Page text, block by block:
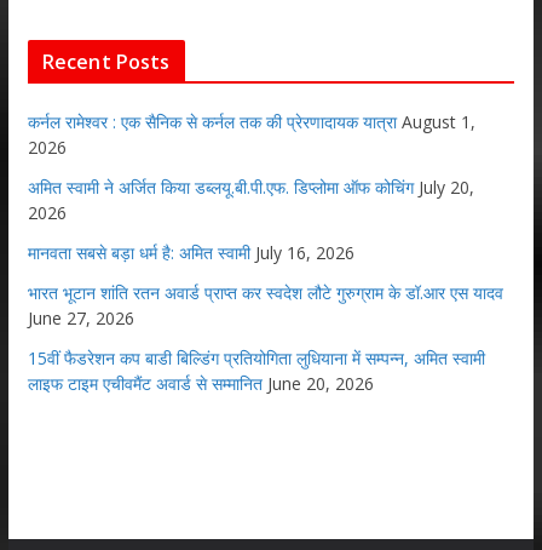
Recent Posts
कर्नल रामेश्वर : एक सैनिक से कर्नल तक की प्रेरणादायक यात्रा August 1,
2026
अमित स्वामी ने अर्जित किया डब्लयू.बी.पी.एफ. डिप्लोमा ऑफ कोचिंग July 20,
2026
मानवता सबसे बड़ा धर्म है: अमित स्वामी July 16, 2026
भारत भूटान शांति रतन अवार्ड प्राप्त कर स्वदेश लौटे गुरुग्राम के डॉ.आर एस यादव
June 27, 2026
15वीं फैडरेशन कप बाडी बिल्डिंग प्रतियोगिता लुधियाना में सम्पन्न, अमित स्वामी
लाइफ टाइम एचीवमैंट अवार्ड से सम्मानित June 20, 2026